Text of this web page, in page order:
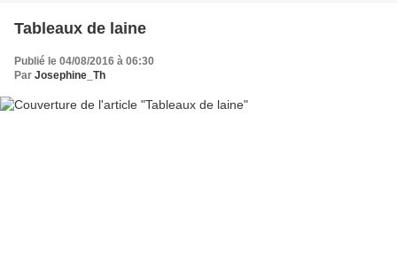
Tableaux de laine
Publié le 04/08/2016 à 06:30
Par Josephine_Th